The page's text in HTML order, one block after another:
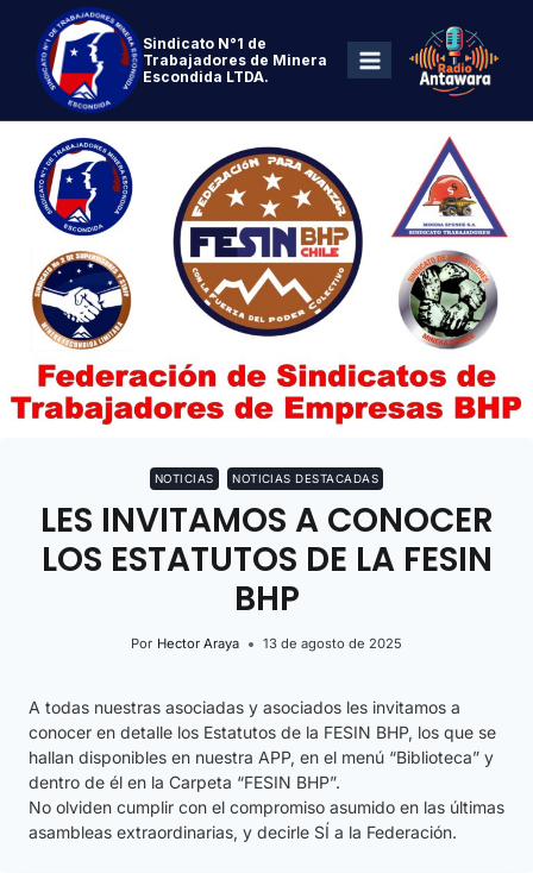
Sindicato N°1 de
Trabajadores de Minera
Escondida LTDA.
NOTICIAS NOTICIAS DESTACADAS
LES INVITAMOS A CONOCER
LOS ESTATUTOS DE LA FESIN
BHP
Por Hector Araya 13 de agosto de 2025
A todas nuestras asociadas y asociados les invitamos a
conocer en detalle los Estatutos de la FESIN BHP, los que se
hallan disponibles en nuestra APP, en el menú “Biblioteca” y
dentro de él en la Carpeta “FESIN BHP”.
No olviden cumplir con el compromiso asumido en las últimas
asambleas extraordinarias, y decirle SÍ a la Federación.